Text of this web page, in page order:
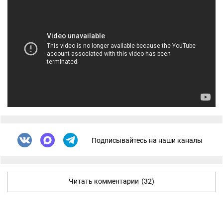
Подписывайтесь на наши каналы
Читать комментарии (32)